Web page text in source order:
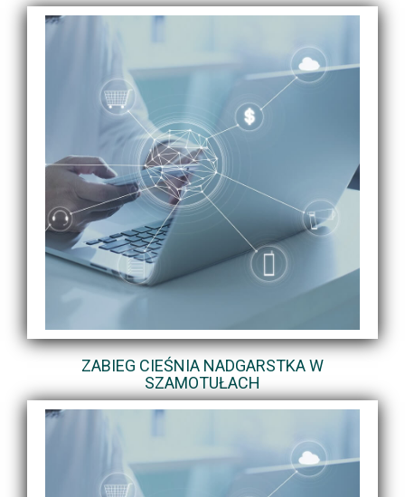
ZABIEG CIEŚNIA NADGARSTKA W
SZAMOTUŁACH